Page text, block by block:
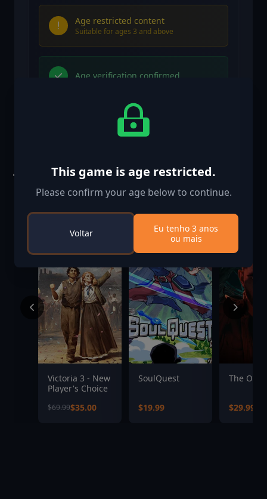
Age restricted content
Suitable for ages 3 and above
Age verification confirmed
Jogos semelhantes
Victoria 3 - New
Player's Choice
$69.99$35.00
SoulQuest
$19.99
The
$29.99
This game is age restricted.
Please confirm your age below to continue.
Voltar
Eu tenho 3 anos
ou mais